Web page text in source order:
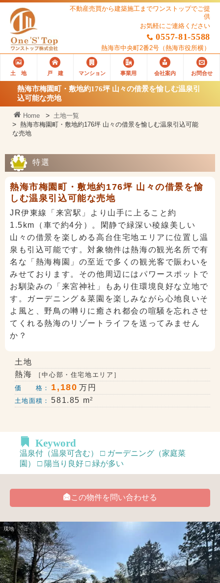
不動産売買から建築施工までワンストップでご提
供
お気軽にご連絡ください
0557-81-5588
熱海市中央町2番2号 （熱海市役所横）
土 地 戸 建 マンション 事業用 会社案内 お問合せ
熱海市梅園町・敷地約176坪 山々の借景を愉しむ温泉引
込可能な売地
Home
土地一覧
熱海市梅園町・敷地約176坪 山々の借景を愉しむ温泉引込可能
な売地
特選
熱海市梅園町・敷地約176坪 山々の借景を愉
しむ温泉引込可能な売地
JR伊東線「来宮駅」より山手に上ること約
1.5km（車で約4分）。閑静で緑深い稜線美しい
山々の借景を楽しめる高台住宅地エリアに位置し温
泉も引込可能です。対象物件は熱海の観光名所で有
名な「熱海梅園」の至近で多くの観光客で賑わいを
みせております。その他周辺にはパワースポットで
お馴染みの「来宮神社」もあり住環境良好な立地で
す。ガーデニング＆菜園を楽しみながら心地良いそ
よ風と、野鳥の囀りに癒され都会の喧騒を忘れさせ
てくれる熱海のリゾートライフを送ってみません
か？
土地
熱海
［中心部・住宅地エリア］
価 格：
1,180万円
土地面積： 581.85 m2
Keyword
温泉付（温泉可含む） □ ガーデニング（家庭菜
園） □ 陽当り良好 □ 緑が多い
この物件を問い合わせる
現地